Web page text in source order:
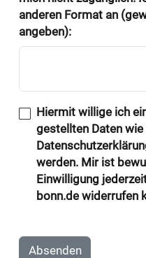
anderen Format an
angeben):
Hiermit willige ich
gestellten Daten
werden. Mir ist
Einwilligung
bonn.de widerrufen
Absenden